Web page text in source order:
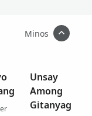
Minos
Unsay
Among
Gitanyag